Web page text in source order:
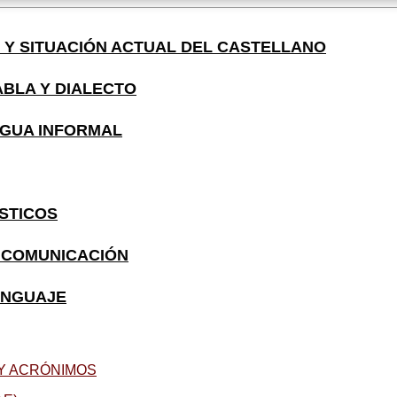
SITUACIÓN ACTUAL DEL CASTELLANO
Y DIALECTO
INFORMAL
ACRÓNIMOS